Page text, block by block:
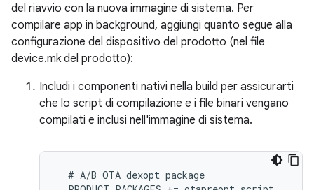
del riavvio con la nuova immagine di sistema. Per
compilare app in background, aggiungi quanto segue alla
configurazione del dispositivo del prodotto (nel file
device.mk del prodotto):
Includi i componenti nativi nella build per assicurarti
che lo script di compilazione e i file binari vengano
compilati e inclusi nell'immagine di sistema.
  # A/B OTA dexopt package